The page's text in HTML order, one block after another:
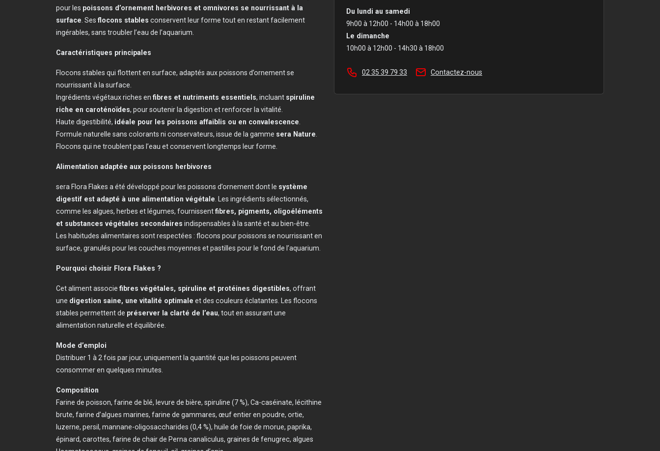
pour les poissons d’ornement herbivores et omnivores se nourrissant à la
surface . Ses flocons stables conservent leur forme tout en restant facilement
ingérables, sans troubler l’eau de l’aquarium.
Caractéristiques principales
Flocons stables qui flottent en surface, adaptés aux poissons d’ornement se
nourrissant à la surface.
Ingrédients végétaux riches en fibres et nutriments essentiels, incluant spiruline
riche en caroténoïdes, pour soutenir la digestion et renforcer la vitalité.
Haute digestibilité, idéale pour les poissons affaiblis ou en convalescence
Formule naturelle sans colorants ni conservateurs, issue de la gamme sera Nature
Flocons qui ne troublent pas l’eau et conservent longtemps leur forme.
Alimentation adaptée aux poissons herbivores
sera Flora Flakes a été développé pour les poissons d’ornement dont le système
digestif est adapté à une alimentation végétale . Les ingrédients sélectionnés,
comme les algues, herbes et légumes, fournissentfibres, pigments, oligoéléments
et substances végétales secondaires indispensables à la santé et au bien-être.
Les habitudes alimentaires sont respectées : flocons pour poissons se nourrissant en
surface, granulés pour les couches moyennes et pastilles pour le fond de l’aquarium.
Pourquoi choisir Flora Flakes ?
Cet aliment associe fibres végétales, spiruline et protéines digestibles, offrant
une digestion saine, une vitalité optimale et des couleurs éclatantes. Les flocons
stables permettent de préserver la clarté de l’eau, tout en assurant une
alimentation naturelle et équilibrée.
Mode d’emploi
Distribuer 1 à 2 fois par jour, uniquement la quantité que les poissons peuvent
consommer en quelques minutes.
Composition
Farine de poisson, farine de blé, levure de bière, spiruline (7 %), Ca-caséinate, lécithine
brute, farine d’algues marines, farine de gammares, œuf entier en poudre, ortie,
luzerne, persil, mannane-oligosaccharides (0,4 %), huile de foie de morue, paprika,
épinard, carottes, farine de chair de Perna canaliculus, graines de fenugrec, algues
Du lundi au samedi
9h00 à 12h00 - 14h00 à 18h00
Le dimanche
10h00 à 12h00 - 14h30 à 18h00
02 35 39 79 33 Contactez-nous